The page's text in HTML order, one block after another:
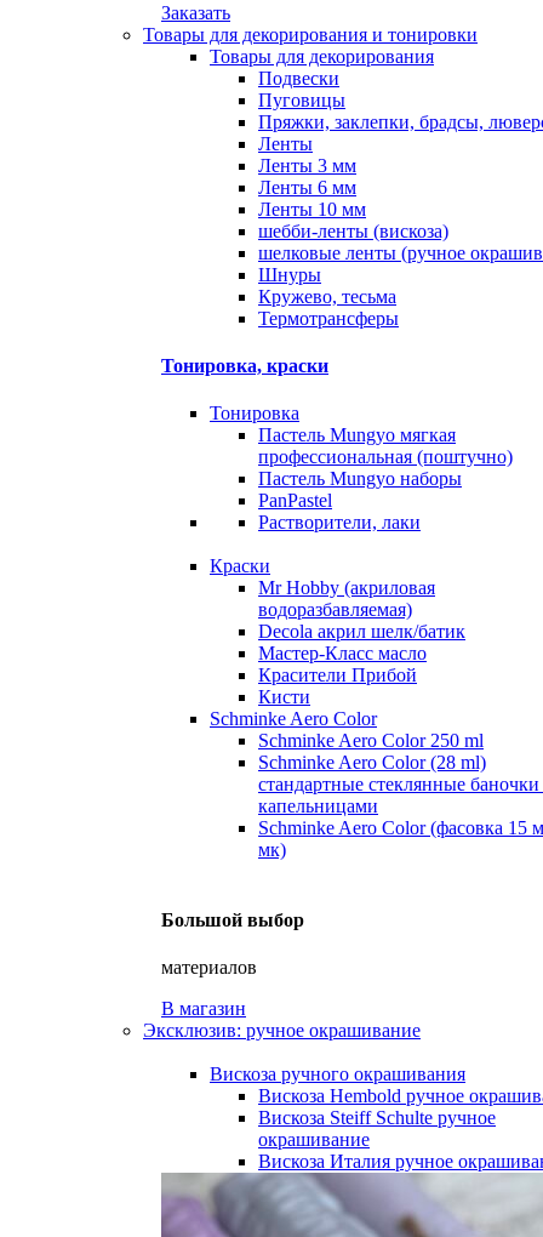
Заказать
Товары для декорирования и тонировки
Товары для декорирования
Подвески
Пуговицы
Пряжки, заклепки, брадсы,
Ленты
Ленты 3 мм
Ленты 6 мм
Ленты 10 мм
шебби-ленты (вискоза)
шелковые ленты (ручное
Шнуры
Кружево, тесьма
Термотрансферы
Тонировка, краски
Тонировка
Пастель Mungyo мягкая
профессиональная (поштучно)
Пастель Mungyo наборы
PanPastel
Растворители, лаки
Краски
Mr Hobby (акриловая
водоразбавляемая)
Decola акрил шелк/батик
Мастер-Класс масло
Красители Прибой
Кисти
Schminke Aero Color
Schminke Aero Color 250 ml
Schminke Aero Color (28 ml)
стандартные стеклянные баночки
капельницами
Schminke Aero Color (фасовка 15
мк)
Большой выбор
материалов
В магазин
Эксклюзив: ручное окрашивание
Вискоза ручного окрашивания
Вискоза Hembold ручное
Вискоза Steiff Schulte ручное
окрашивание
Вискоза Италия ручное